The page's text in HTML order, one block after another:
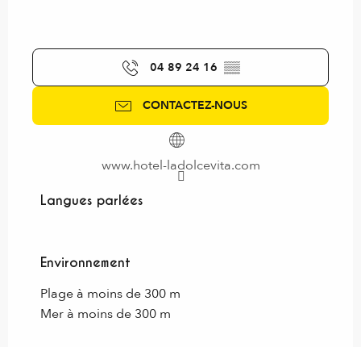
04 89 24 16 ▒▒
CONTACTEZ-NOUS
www.hotel-ladolcevita.com
Langues parlées
Langues parlées
Environnement
Environnement
Plage à moins de 300 m
Mer à moins de 300 m